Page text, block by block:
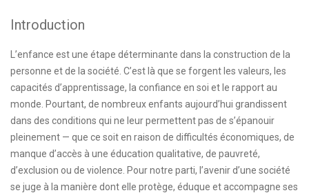
Introduction
L’enfance est une étape déterminante dans la construction de la
personne et de la société. C’est là que se forgent les valeurs, les
capacités d’apprentissage, la confiance en soi et le rapport au
monde. Pourtant, de nombreux enfants aujourd’hui grandissent
dans des conditions qui ne leur permettent pas de s’épanouir
pleinement — que ce soit en raison de difficultés économiques, de
manque d’accès à une éducation qualitative, de pauvreté,
d’exclusion ou de violence. Pour notre parti, l’avenir d’une société
se juge à la manière dont elle protège, éduque et accompagne ses